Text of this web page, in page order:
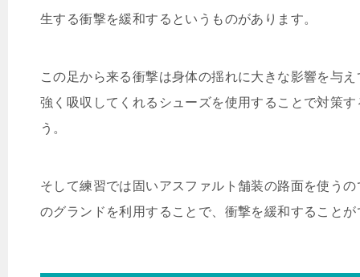
生する衝撃を緩和するというものがあります。
この足から来る衝撃は身体の揺れに大きな影響を与
強く吸収してくれるシューズを使用することで対策
う。
そして練習では固いアスファルト舗装の路面を使う
のグランドを利用することで、衝撃を緩和すること